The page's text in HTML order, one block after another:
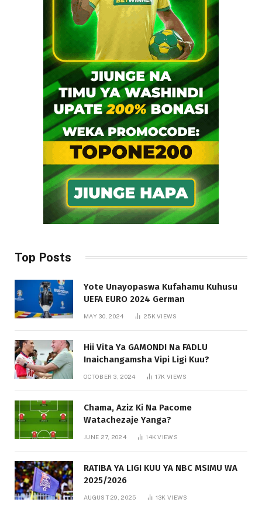
Top Posts
Yote Unayopaswa Kufahamu Kuhusu
UEFA EURO 2024 German
MAY 30, 2024 25KVIEWS
Hii Vita Ya GAMONDI Na FADLU
Inaichangamsha Vipi Ligi Kuu?
OCTOBER 3, 2024 17KVIEWS
Chama, Aziz Ki Na Pacome
Watachezaje Yanga?
JUNE 27, 2024 14KVIEWS
RATIBA YA LIGI KUU YA NBC MSIMU WA
2025/2026
AUGUST 29, 2025 13KVIEWS